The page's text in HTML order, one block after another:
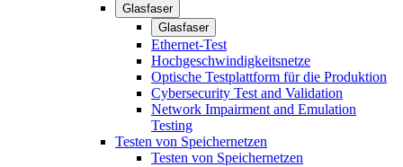
Glasfaser
Glasfaser
Ethernet-Test
Hochgeschwindigkeitsnetze
Optische Testplattform für die Produktion
Cybersecurity Test and Validation
Network Impairment and Emulation
Testing
Testen von Speichernetzen
Testen von Speichernetzen